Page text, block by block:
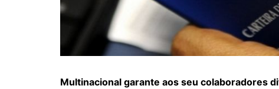
Multinacional garante aos seu colaboradores